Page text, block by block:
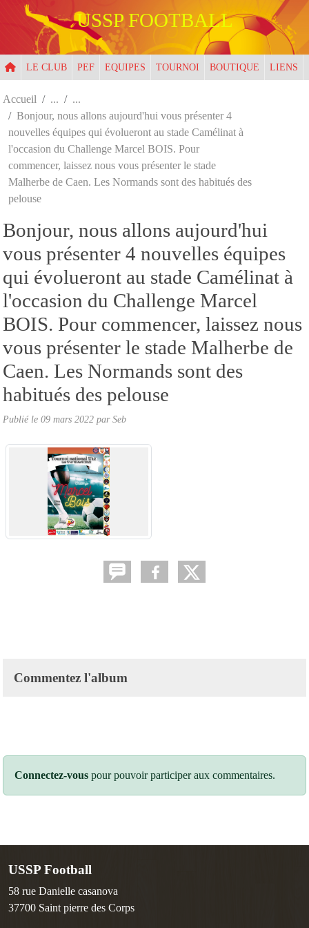
USSP FOOTBALL
LE CLUB PEF EQUIPES TOURNOI BOUTIQUE LIENS
Accueil
Bonjour, nous allons aujourd'hui vous présenter 4
nouvelles équipes qui évolueront au stade Camélinat à
l'occasion du Challenge Marcel BOIS. Pour
commencer, laissez nous vous présenter le stade
Malherbe de Caen. Les Normands sont des habitués des
pelouse
Bonjour, nous allons aujourd'hui
vous présenter 4 nouvelles équipes
qui évolueront au stade Camélinat à
l'occasion du Challenge Marcel
BOIS. Pour commencer, laissez nous
vous présenter le stade Malherbe de
Caen. Les Normands sont des
habitués des pelouse
Publié le 09 mars 2022 parSeb
Commentez l'album
Connectez-vous pour pouvoir participer aux commentaires.
USSP Football
58 rue Danielle casanova
37700 Saint pierre des Corps
Panneau de gestion des cookies